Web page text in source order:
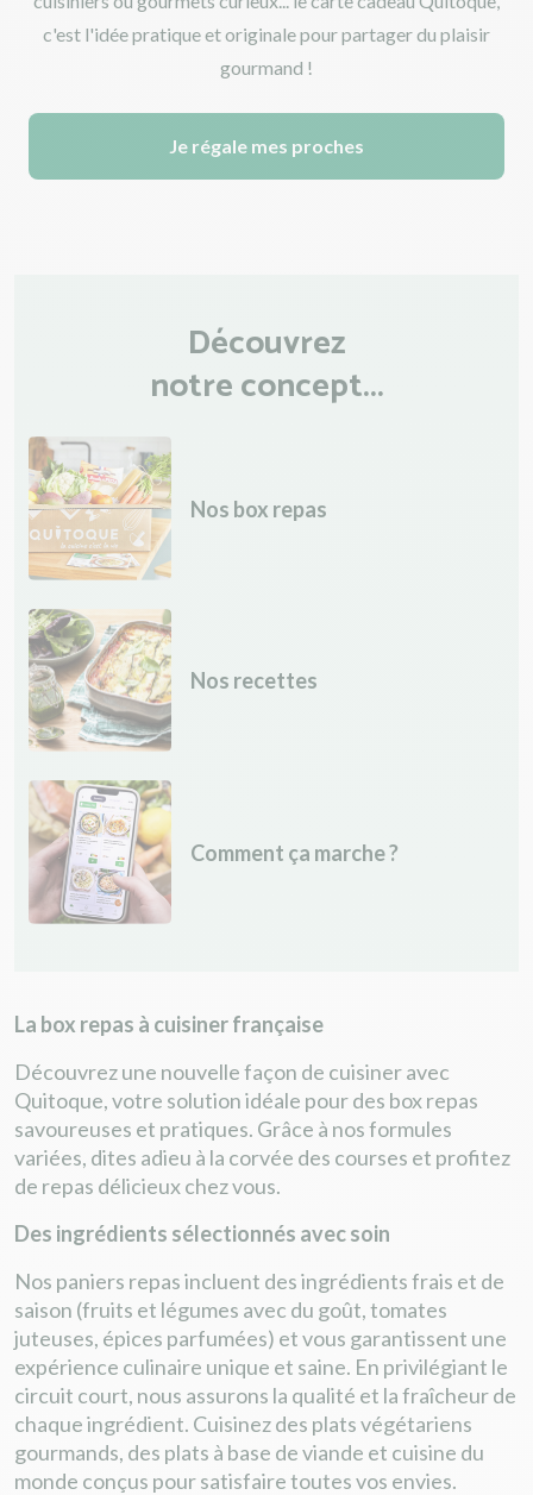
c'est l'idée pratique et originale pour partager du plaisir
gourmand !
Je régale mes proches
Découvrez
notre concept...
Nos box repas
Nos recettes
Comment ça marche ?
La box repas à cuisiner française
Découvrez une nouvelle façon de cuisiner avec
Quitoque, votre solution idéale pour des box repas
savoureuses et pratiques. Grâce à nos formules
variées, dites adieu à la corvée des courses et profitez
de repas délicieux chez vous.
Des ingrédients sélectionnés avec soin
Nos paniers repas incluent des ingrédients frais et de
saison (fruits et légumes avec du goût, tomates
juteuses, épices parfumées) et vous garantissent une
expérience culinaire unique et saine. En privilégiant le
circuit court, nous assurons la qualité et la fraîcheur de
chaque ingrédient. Cuisinez des plats végétariens
gourmands, des plats à base de viande et cuisine du
monde conçus pour satisfaire toutes vos envies.